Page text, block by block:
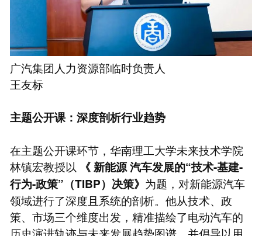
广汽集团人力资源部临时负责人
王友标
主题公开课：深度剖析行业趋势
在主题公开课环节，华南理工大学未来技术学院
林镇宏教授以
《新能源汽车发展的“技术-基建-
行为-政策”（TIBP）决策》 为题，对新能源汽车
领域进行了深度且系统的剖析。他从技术、政
策、市场三个维度出发，精准描绘了电动汽车的
历史演进轨迹与未来发展趋势图谱，并倡导以用